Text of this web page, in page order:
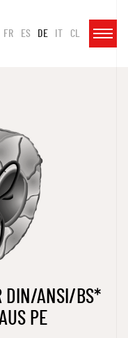
FR ES DE IT CL
DIN/ANSI/BS*
PE